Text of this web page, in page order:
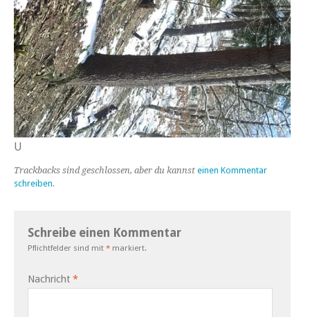
U
Trackbacks sind geschlossen, aber du kannst einen Kommentar
schreiben.
Schreibe einen Kommentar
Pflichtfelder sind mit * markiert.
Nachricht *